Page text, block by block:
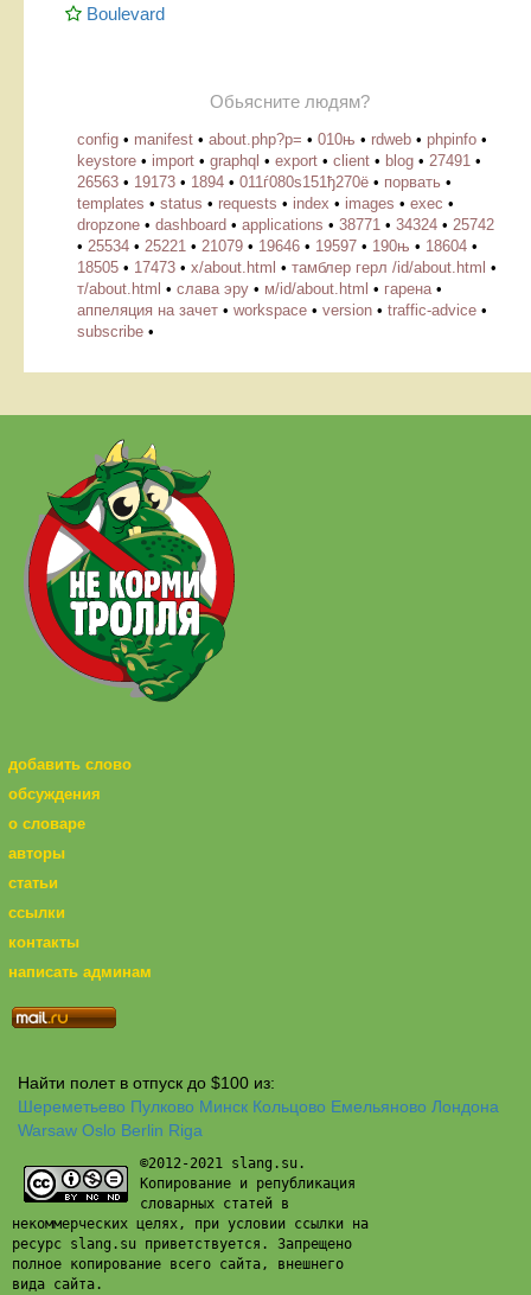
Boulevard
Обьясните людям?
config • manifest • about.php?p= • 010њ • rdweb • phpinfo •
keystore • import • graphql • export • client • blog • 27491 •
26563 • 19173 • 1894 • 011ѓ080ѕ151ђ270ё • порвать •
templates • status • requests • index • images • exec •
dropzone • dashboard • applications • 38771 • 34324 • 25742
• 25534 • 25221 • 21079 • 19646 • 19597 • 190њ • 18604 •
18505 • 17473 • х/about.html • тамблер герл /id/about.html •
т/about.html • слава эру • м/id/about.html • гарена •
аппеляция на зачет • workspace • version • traffic-advice •
subscribe •
добавить слово
обсуждения
о словаре
авторы
статьи
ссылки
контакты
написать админам
Найти полет в отпуск до $100 из:
Шереметьево Пулково Минск Кольцово Емельяново Лондона
Warsaw Oslo Berlin Riga
©2012-2021 slang.su.
Копирование и републикация
словарных статей в
некоммерческих целях, при условии ссылки на
ресурс slang.su приветствуется. Запрещено
полное копирование всего сайта, внешнего
вида сайта.